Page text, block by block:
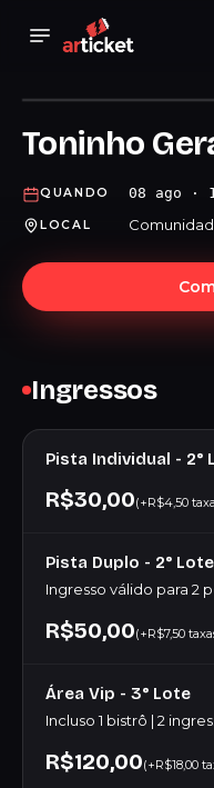
Toninho
QUANDO 08 ago ·
LOCAL
Ingressos
Pista Individual - 2°
R$30,00(+R$4,50
Pista Duplo - 2° Lote
Ingresso válido para 2
R$50,00(+R$7,50
Área Vip - 3° Lote
Incluso 1 bistrô | 2
R$120,00(+R$18,00